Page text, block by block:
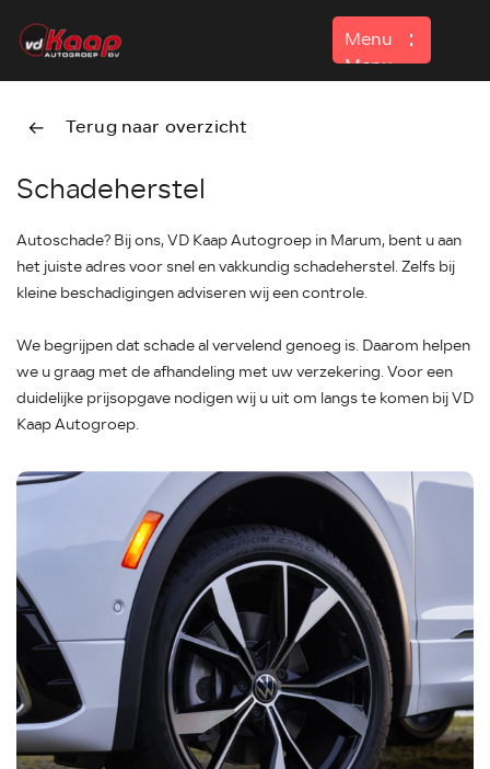
Menu
Menu
Aanbod
Terug naar overzicht
Schadeherstel
Autoschade? Bij ons, VD Kaap Autogroep in Marum, bent u aan
het juiste adres voor snel en vakkundig schadeherstel. Zelfs bij
kleine beschadigingen adviseren wij een controle.
We begrijpen dat schade al vervelend genoeg is. Daarom helpen
we u graag met de afhandeling met uw verzekering. Voor een
duidelijke prijsopgave nodigen wij u uit om langs te komen bij VD
Kaap Autogroep.